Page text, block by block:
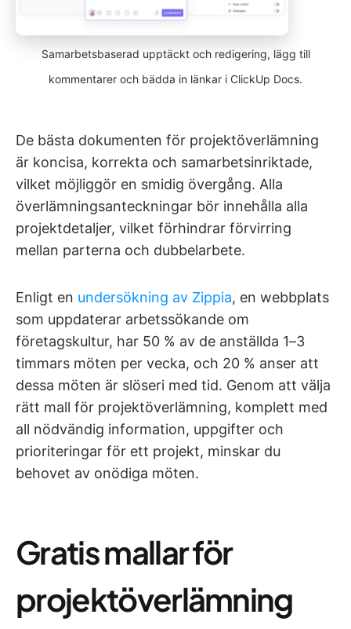
Samarbetsbaserad upptäckt och redigering, lägg till
kommentarer och bädda in länkar i ClickUp Docs.
De bästa dokumenten för projektöverlämning
är koncisa, korrekta och samarbetsinriktade,
vilket möjliggör en smidig övergång. Alla
överlämningsanteckningar bör innehålla alla
projektdetaljer, vilket förhindrar förvirring
mellan parterna och dubbelarbete.
Enligt en undersökning av Zippia, en webbplats
som uppdaterar arbetssökande om
företagskultur, har 50 % av de anställda 1–3
timmars möten per vecka, och 20 % anser att
dessa möten är slöseri med tid. Genom att välja
rätt mall för projektöverlämning, komplett med
all nödvändig information, uppgifter och
prioriteringar för ett projekt, minskar du
behovet av onödiga möten.
Gratis mallar för
projektöverlämning